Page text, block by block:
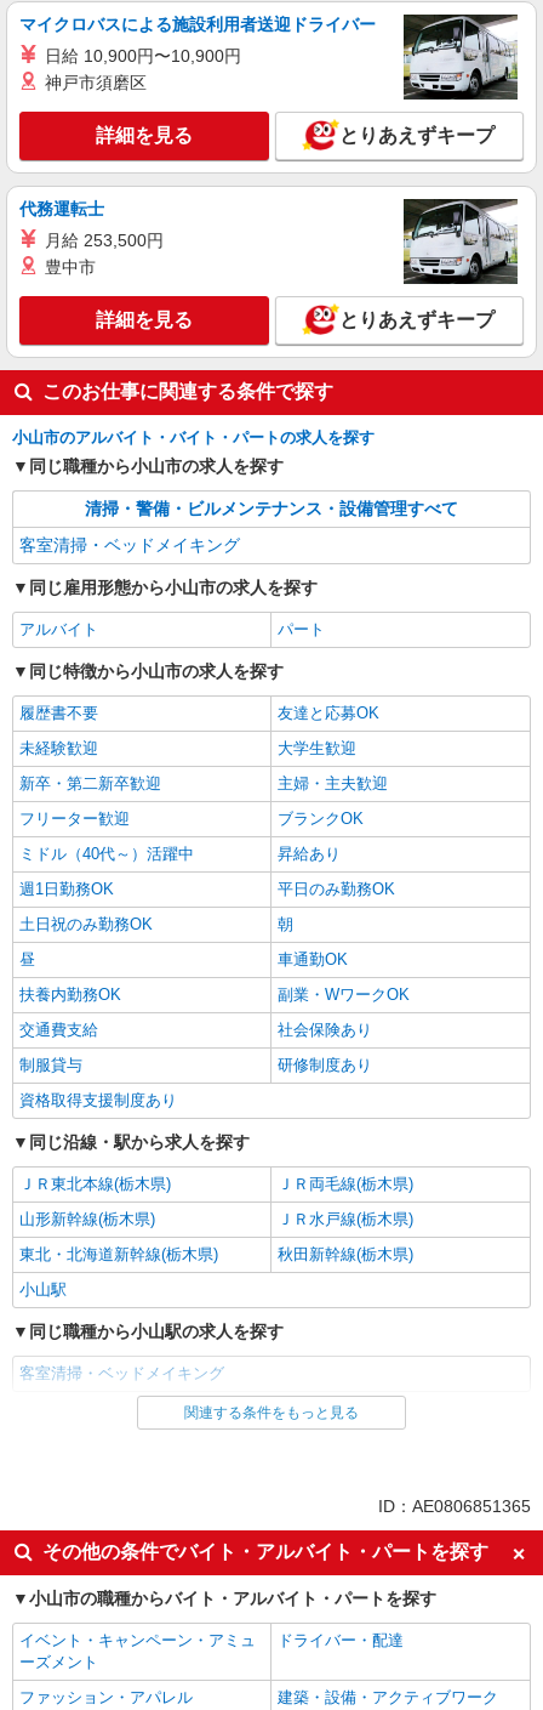
マイクロバスによる施設利用者送迎ドライバー
日給 10,900円〜10,900円
神戸市須磨区
詳細を見る とりあえずキープ
代務運転士
月給 253,500円
豊中市
詳細を見る とりあえずキープ
このお仕事に関連する条件で探す
小山市のアルバイト・バイト・パートの求人を探す
同じ職種から小山市の求人を探す
清掃・警備・ビルメンテナンス・設備管理すべて
客室清掃・ベッドメイキング
同じ雇用形態から小山市の求人を探す
アルバイト パート
同じ特徴から小山市の求人を探す
履歴書不要
友達と応募OK
未経験歓迎
大学生歓迎
新卒・第二新卒歓迎
主婦・主夫歓迎
フリーター歓迎
ブランクOK
ミドル（40代～）活躍中
昇給あり
週1日勤務OK
平日のみ勤務OK
土日祝のみ勤務OK
朝
昼
車通勤OK
扶養内勤務OK
副業・WワークOK
交通費支給
社会保険あり
制服貸与
研修制度あり
資格取得支援制度あり
同じ沿線・駅から求人を探す
ＪＲ東北本線(栃木県)
ＪＲ両毛線(栃木県)
山形新幹線(栃木県)
ＪＲ水戸線(栃木県)
東北・北海道新幹線(栃木県)
秋田新幹線(栃木県)
小山駅
同じ職種から小山駅の求人を探す
客室清掃・ベッドメイキング
同じ雇用形態から小山駅の求人を探す
履歴書不要
友達と応募OK
未経験歓迎
大学生歓迎
新卒・第二新卒歓迎
主婦・主夫歓迎
フリーター歓迎
ブランクOK
ミドル（40代～）活躍中
昇給あり
関連する条件をもっと見る
ID：AE0806851365
その他の条件でバイト・アルバイト・パートを探す
小山市の職種からバイト・アルバイト・パートを探す
イベント・キャンペーン・アミュ
ーズメント
ドライバー・配達
ファッション・アパレル
建築・設備・アクティブワーク